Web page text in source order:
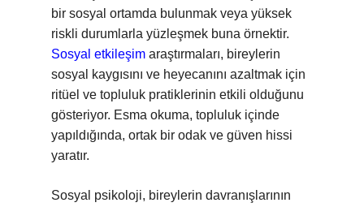
bir sosyal ortamda bulunmak veya yüksek
riskli durumlarla yüzleşmek buna örnektir.
Sosyal etkileşim araştırmaları, bireylerin
sosyal kaygısını ve heyecanını azaltmak için
ritüel ve topluluk pratiklerinin etkili olduğunu
gösteriyor. Esma okuma, topluluk içinde
yapıldığında, ortak bir odak ve güven hissi
yaratır.
Sosyal psikoloji, bireylerin davranışlarının